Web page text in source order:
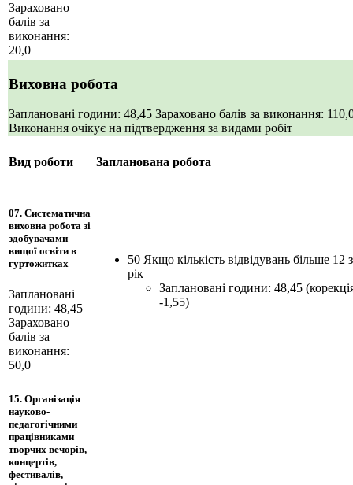
Зараховано
балів за
виконання:
20,0
Виховна робота
Заплановані години: 48,45 Зараховано балів за виконання:
Виконання очікує на підтвердження за видами робіт
Вид роботи Запланована робота
07. Систематична
виховна робота зі
здобувачами
вищої освіти в
гуртожитках
Заплановані
години: 48,45
Зараховано
балів за
виконання:
50,0
50 Якщо кількість відвідувань більше 12
рік
Заплановані години: 48,45
-1,55)
15. Організація
науково-
педагогічними
працівниками
творчих вечорів,
концертів,
фестивалів,